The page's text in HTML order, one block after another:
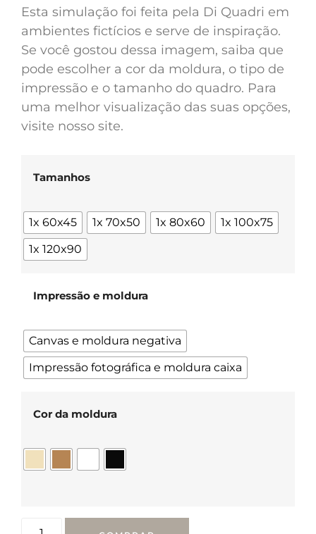
Esta simulação foi feita pela Di Quadri em
ambientes fictícios e serve de inspiração.
Se você gostou dessa imagem, saiba que
pode escolher a cor da moldura, o tipo de
impressão e o tamanho do quadro. Para
uma melhor visualização das suas opções,
visite nosso site.
Tamanhos
1x 60x45 1x 70x50 1x 80x60
1x 100x75
1x 120x90
Impressão e moldura
Canvas e moldura negativa
Impressão fotográfica e moldura caixa
Cor da moldura